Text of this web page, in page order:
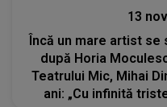
13
Încă un mare artist se
după Horia
Teatrului Mic, Mihai
ani: „Cu infinită